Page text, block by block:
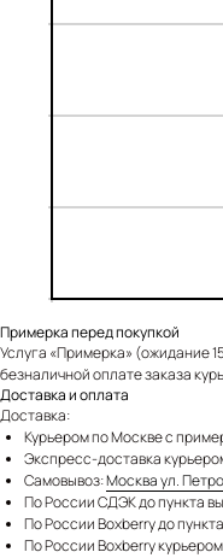
Примерка перед покупкой
Услуга «Примерка» (ожидание
безналичной оплате заказа
Доставка и оплата
Доставка:
Курьером по Москве с
Экспресс-доставка
Самовывоз:Москва ул.
По России СДЭК до пункта
По России Boxberry до
По России Boxberry